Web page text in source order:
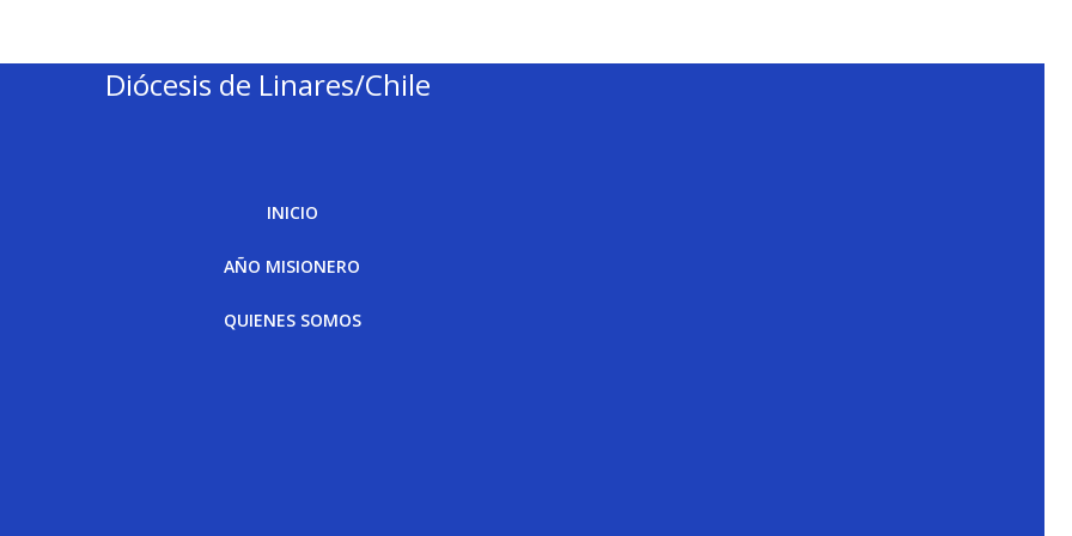
Diócesis de Linares/Chile
INICIO
AÑO MISIONERO
QUIENES SOMOS